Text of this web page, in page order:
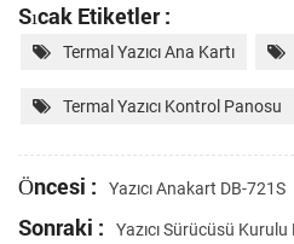
Sıcak Etiketler :
Termal Yazıcı Ana Kartı
Termal Yazıcı Kontrol Panosu
Öncesi : Yazıcı Anakart DB-721S
Sonraki : Yazıcı Sürücüsü Kurulu